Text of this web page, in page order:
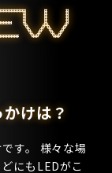
けは？
す。 様々な場
にもLEDがこ